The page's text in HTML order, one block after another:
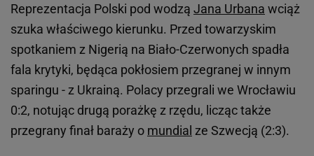
Reprezentacja Polski pod wodzą Jana Urbana wciąż
szuka właściwego kierunku. Przed towarzyskim
spotkaniem z Nigerią na Biało-Czerwonych spadła
fala krytyki, będąca pokłosiem przegranej w innym
sparingu - z Ukrainą. Polacy przegrali we Wrocławiu
0:2, notując drugą porażkę z rzędu, licząc także
przegrany finał baraży o mundial ze Szwecją (2:3).